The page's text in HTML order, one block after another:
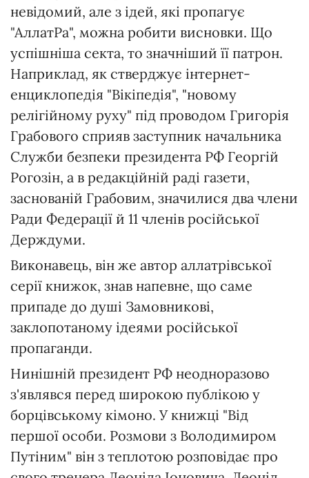
невідомий, але з ідей, які пропагує
"АллатРа", можна робити висновки. Що
успішніша секта, то значніший її патрон.
Наприклад, як стверджує інтернет-
енциклопедія "Вікіпедія", "новому
релігійному руху" під проводом Григорія
Грабового сприяв заступник начальника
Служби безпеки президента РФ Георгій
Рогозін, а в редакційній раді газети,
заснованій Грабовим, значилися два члени
Ради Федерації й 11 членів російської
Держдуми.
Виконавець, він же автор аллатрівської
серії книжок, знав напевне, що саме
припаде до душі Замовникові,
заклопотаному ідеями російської
пропаганди.
Нинішній президент РФ неодноразово
з'являвся перед широкою публікою у
борцівському кімоно. У книжці "Від
першої особи. Розмови з Володимиром
Путіним" він з теплотою розповідає про